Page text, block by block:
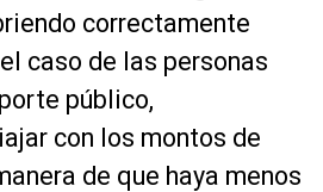
correctamente
caso de las personas
público,
con los montos de
de que haya menos